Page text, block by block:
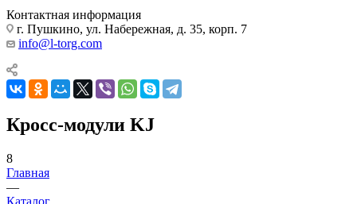
Контактная информация
г. Пушкино, ул. Набережная, д. 35, корп. 7
info@l-torg.com
Кросс-модули KJ
8
Главная
—
Каталог